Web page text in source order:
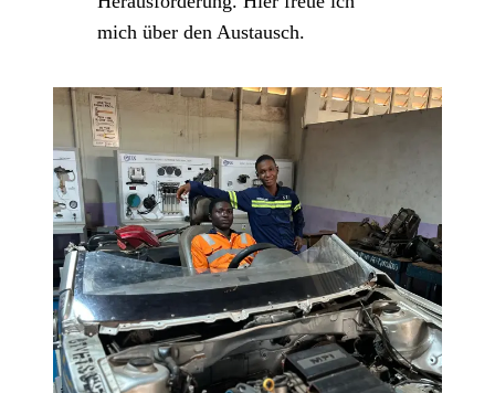
mich über den Austausch.